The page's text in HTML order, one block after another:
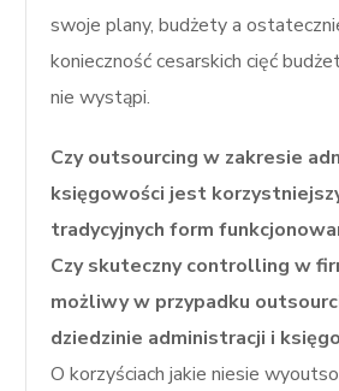
swoje plany, budżety a
konieczność cesarskich cięć
nie wystąpi.
Czy outsourcing w zakresie
księgowości jest
tradycyjnych form
Czy skuteczny controlling w
możliwy w przypadku
dziedzinie administracji i
O korzyściach jakie niesie